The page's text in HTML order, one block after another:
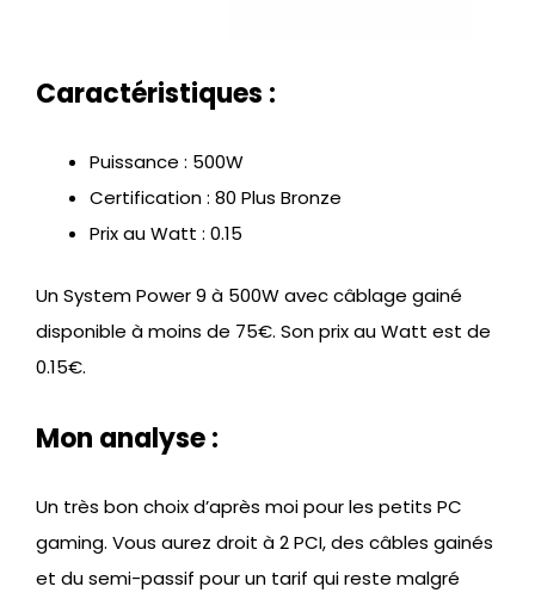
Caractéristiques :
Puissance : 500W
Certification : 80 Plus Bronze
Prix au Watt : 0.15
Un System Power 9 à 500W avec câblage gainé
disponible à moins de 75€. Son prix au Watt est de
0.15€.
Mon analyse :
Un très bon choix d’après moi pour les petits PC
gaming. Vous aurez droit à 2 PCI, des câbles gainés
et du semi-passif pour un tarif qui reste malgré